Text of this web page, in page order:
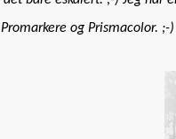
og Prismacolor.